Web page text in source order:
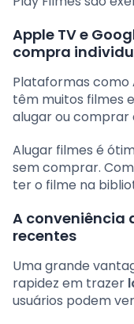
Apple TV e
compra
Plataformas como
têm muitos filmes
alugar ou comprar
Alugar filmes é
sem comprar.
ter o filme na
A conveniência
recentes
Uma grande
rapidez em trazer
usuários podem